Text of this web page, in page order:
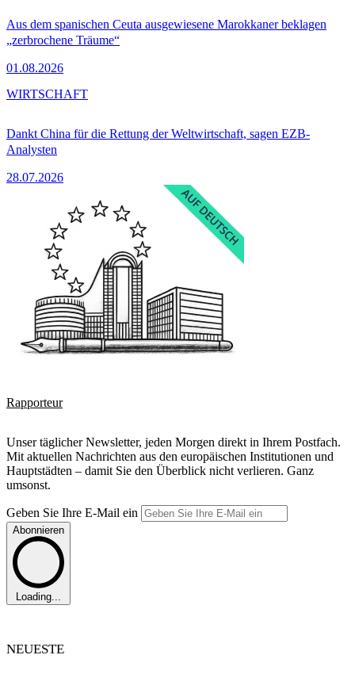
Aus dem spanischen Ceuta ausgewiesene Marokkaner beklagen
„zerbrochene Träume“
01.08.2026
Dankt China für die Rettung der Weltwirtschaft, sagen EZB-
Analysten
28.07.2026
WIRTSCHAFT
Rapporteur
Unser täglicher Newsletter, jeden Morgen direkt in Ihrem Postfach.
Mit aktuellen Nachrichten aus den europäischen Institutionen und
Hauptstädten – damit Sie den Überblick nicht verlieren. Ganz
umsonst.
Geben Sie Ihre E-Mail ein
Abonnieren
Loading...
NEUESTE